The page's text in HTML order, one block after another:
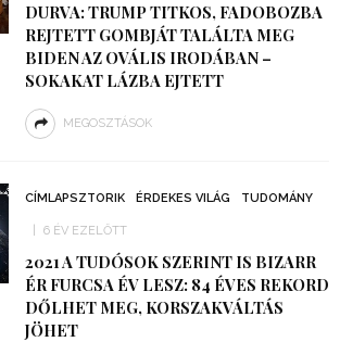
DURVA: TRUMP TITKOS, FADOBOZBA
REJTETT GOMBJÁT TALÁLTA MEG
BIDEN AZ OVÁLIS IRODÁBAN –
SOKAKAT LÁZBA EJTETT
MEGOSZTÁSOK
CÍMLAPSZTORIK ÉRDEKES VILÁG TUDOMÁNY
6 ÉV EZELŐTT
2021 A TUDÓSOK SZERINT IS BIZARR
ÉR FURCSA ÉV LESZ: 84 ÉVES REKORD
DŐLHET MEG, KORSZAKVÁLTÁS
JÖHET